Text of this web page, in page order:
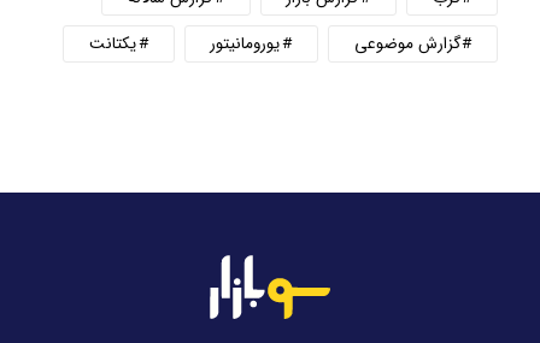
گزارش موضوعی
یورومانیتور یکتانت